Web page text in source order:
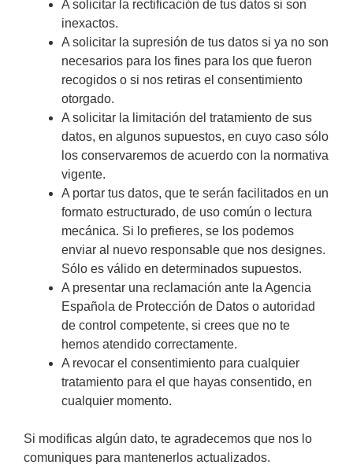
A solicitar la rectificación de tus datos si son
inexactos.
A solicitar la supresión de tus datos si ya no son
necesarios para los fines para los que fueron
recogidos o si nos retiras el consentimiento
otorgado.
A solicitar la limitación del tratamiento de sus
datos, en algunos supuestos, en cuyo caso sólo
los conservaremos de acuerdo con la normativa
vigente.
A portar tus datos, que te serán facilitados en un
formato estructurado, de uso común o lectura
mecánica. Si lo prefieres, se los podemos
enviar al nuevo responsable que nos designes.
Sólo es válido en determinados supuestos.
A presentar una reclamación ante la Agencia
Española de Protección de Datos o autoridad
de control competente, si crees que no te
hemos atendido correctamente.
A revocar el consentimiento para cualquier
tratamiento para el que hayas consentido, en
cualquier momento.
Si modificas algún dato, te agradecemos que nos lo
comuniques para mantenerlos actualizados.